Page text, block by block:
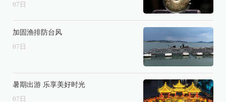
07 日
加固渔排防台风
07 日
暑期出游 乐享美好时光
07 日